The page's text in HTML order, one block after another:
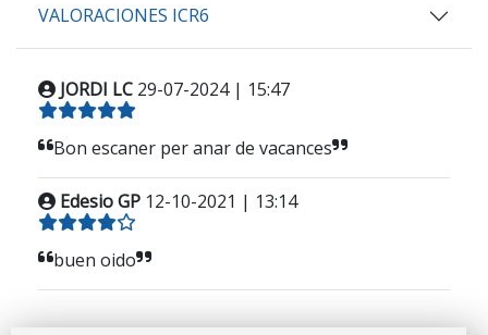
VALORACIONES ICR6
JORDI LC 29-07-2024 | 15:47
Bon escaner per anar de vacances
Edesio GP 12-10-2021 | 13:14
buen oido